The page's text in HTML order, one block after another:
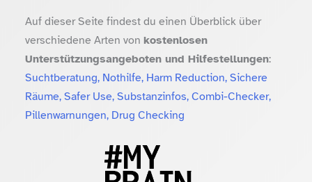
Auf dieser Seite findest du einen Überblick über
verschiedene Arten von kostenlosen
Unterstützungsangeboten und Hilfestellungen:
Suchtberatung, Nothilfe, Harm Reduction, Sichere
Räume, Safer Use, Substanzinfos, Combi-Checker,
Pillenwarnungen, Drug Checking